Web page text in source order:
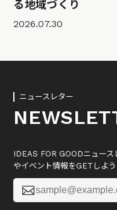
る地域づくり
2026.07.30
ニュースレター
IDEAS FOR GOODニュース
やイベント情報をGETしよう
